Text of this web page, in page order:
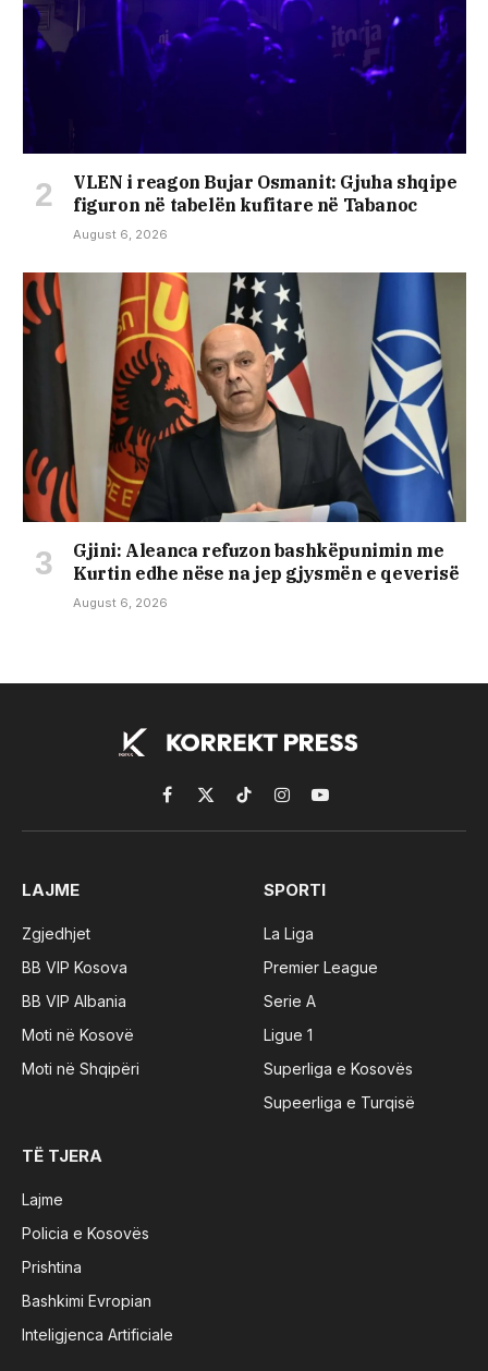
VLEN i reagon Bujar Osmanit: Gjuha shqipe
figuron në tabelën kufitare në Tabanoc
August 6, 2026
​Gjini: Aleanca refuzon bashkëpunimin me
Kurtin edhe nëse na jep gjysmën e qeverisë
August 6, 2026
Facebook
X
(Twitter)
TikTokInstagramYouTube
LAJME
Zgjedhjet
BB VIP Kosova
BB VIP Albania
Moti në Kosovë
Moti në Shqipëri
SPORTI
La Liga
Premier League
Serie A
Ligue 1
Superliga e Kosovës
Supeerliga e Turqisë
TË TJERA
Lajme
Policia e Kosovës
Prishtina
Bashkimi Evropian
Inteligjenca Artificiale